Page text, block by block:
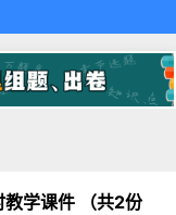
学课件 （共2份